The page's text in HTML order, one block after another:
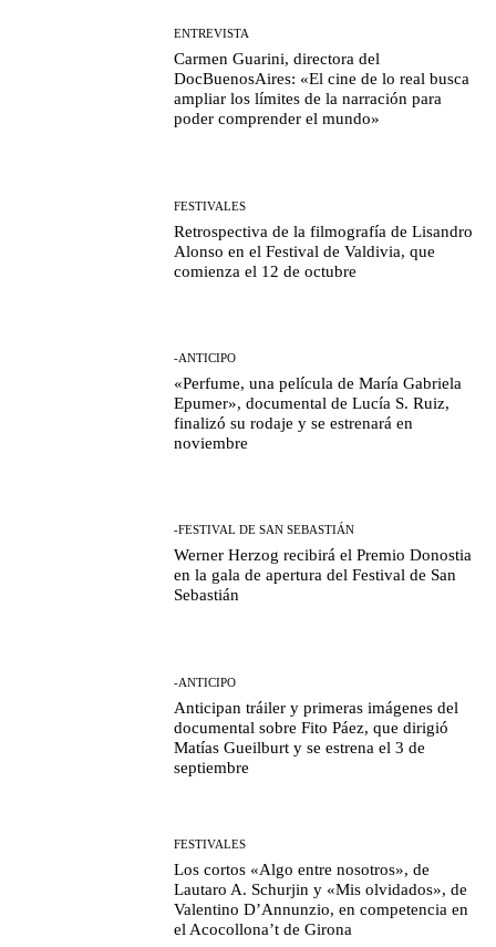
ENTREVISTA
Carmen Guarini, directora del
DocBuenosAires: «El cine de lo real busca
ampliar los límites de la narración para
poder comprender el mundo»
FESTIVALES
Retrospectiva de la filmografía de Lisandro
Alonso en el Festival de Valdivia, que
comienza el 12 de octubre
-ANTICIPO
«Perfume, una película de María Gabriela
Epumer», documental de Lucía S. Ruiz,
finalizó su rodaje y se estrenará en
noviembre
-FESTIVAL DE SAN SEBASTIÁN
Werner Herzog recibirá el Premio Donostia
en la gala de apertura del Festival de San
Sebastián
-ANTICIPO
Anticipan tráiler y primeras imágenes del
documental sobre Fito Páez, que dirigió
Matías Gueilburt y se estrena el 3 de
septiembre
FESTIVALES
Los cortos «Algo entre nosotros», de
Lautaro A. Schurjin y «Mis olvidados», de
Valentino D’Annunzio, en competencia en
el Acocollona’t de Girona